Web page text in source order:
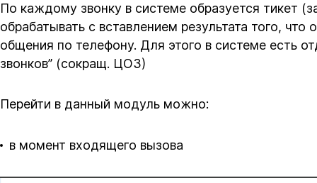
По каждому звонку в системе образуется тикет
обрабатывать с вставлением результата того,
общения по телефону. Для этого в системе есть
звонков” (сокращ. ЦОЗ)
Перейти в данный модуль можно:
в момент входящего вызова